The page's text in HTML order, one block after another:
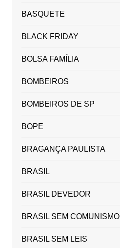
BASQUETE
BLACK FRIDAY
BOLSA FAMÍLIA
BOMBEIROS
BOMBEIROS DE SP
BOPE
BRAGANÇA PAULISTA
BRASIL
BRASIL DEVEDOR
BRASIL SEM COMUNISMO
BRASIL SEM LEIS